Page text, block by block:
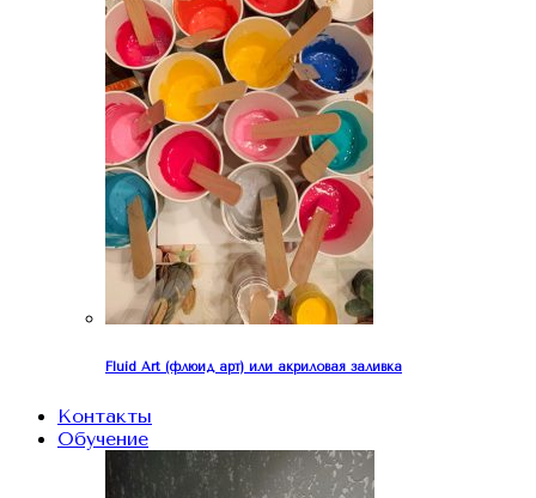
Fluid Art (флюид арт) или акриловая заливка
Контакты
Обучение